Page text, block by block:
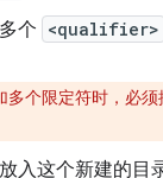
个 <qualifier>
多个限定符时，必
入这个新建的目